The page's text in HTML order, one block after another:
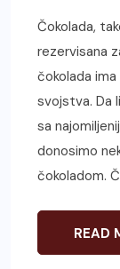
Čokolada,
rezervisana
čokolada ima
svojstva. Da
sa
donosimo
čokoladom.
READ